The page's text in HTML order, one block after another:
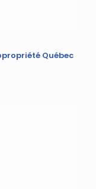
Québec